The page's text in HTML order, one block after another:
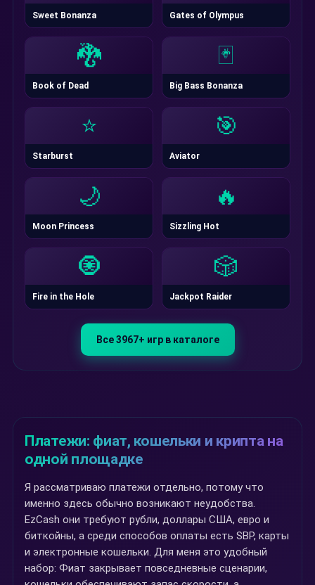
Sweet Bonanza Gates of Olympus
🐉
Book of Dead
🃏
Big Bass Bonanza
⭐
Starburst
🎯
Aviator
🌙
Moon Princess
🔥
Sizzling Hot
🧿
Fire in the Hole
🎲
Jackpot Raider
Все 3967+ игр в каталоге
Платежи: фиат, кошельки и крипта на
одной площадке
Я рассматриваю платежи отдельно, потому что
именно здесь обычно возникают неудобства.
EzCash они требуют рубли, доллары США, евро и
биткойны, а среди способов оплаты есть SBP, карты
и электронные кошельки. Для меня это удобный
набор: Фиат закрывает повседневные сценарии,